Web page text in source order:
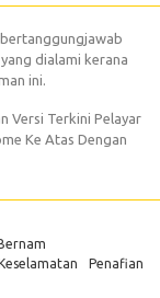
dialami kerana
ini.
Versi Terkini Pelayar
Ke Atas Dengan
Penafian